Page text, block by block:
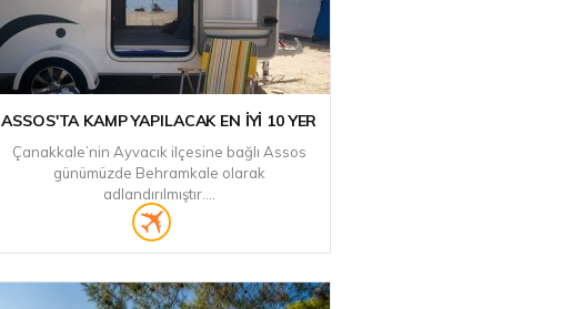
ASSOS'TA KAMP YAPILACAK EN İYI 10 YER
Çanakkale’nin Ayvacık ilçesine bağlı Assos
günümüzde Behramkale olarak
adlandırılmıştır....